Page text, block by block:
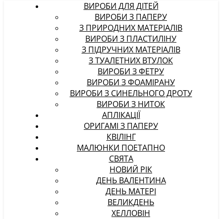
ВИРОБИ ДЛЯ ДІТЕЙ
ВИРОБИ З ПАПЕРУ
З ПРИРОДНИХ МАТЕРІАЛІВ
ВИРОБИ З ПЛАСТИЛІНУ
З ПІДРУЧНИХ МАТЕРІАЛІВ
З ТУАЛЕТНИХ ВТУЛОК
ВИРОБИ З ФЕТРУ
ВИРОБИ З ФОАМІРАНУ
ВИРОБИ З СИНЕЛЬНОГО ДРОТУ
ВИРОБИ З НИТОК
АПЛІКАЦІЇ
ОРИГАМІ З ПАПЕРУ
КВІЛІНГ
МАЛЮНКИ ПОЕТАПНО
СВЯТА
НОВИЙ РІК
ДЕНЬ ВАЛЕНТИНА
ДЕНЬ МАТЕРІ
ВЕЛИКДЕНЬ
ХЕЛЛОВІН